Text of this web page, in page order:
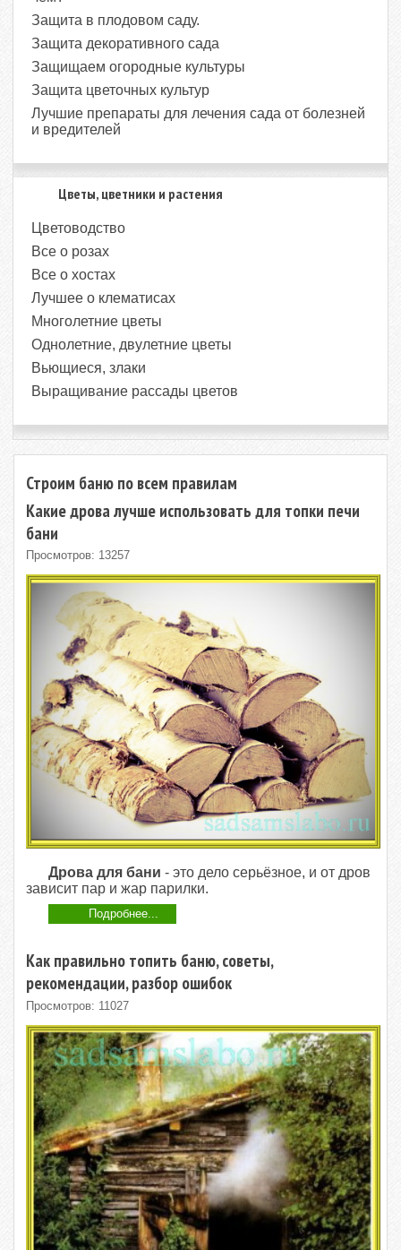
Защита в плодовом саду.
Защита декоративного сада
Защищаем огородные культуры
Защита цветочных культур
Лучшие препараты для лечения сада от болезней
и вредителей
Цветы, цветники и растения
Цветоводство
Все о розах
Все о хостах
Лучшее о клематисах
Многолетние цветы
Однолетние, двулетние цветы
Вьющиеся, злаки
Выращивание рассады цветов
Строим баню по всем правилам
Какие дрова лучше использовать для топки печи
бани
Просмотров: 13257
Дрова для бани - это дело серьёзное, и от дров
зависит пар и жар парилки.
Подробнее...
Как правильно топить баню, советы,
рекомендации, разбор ошибок
Просмотров: 11027